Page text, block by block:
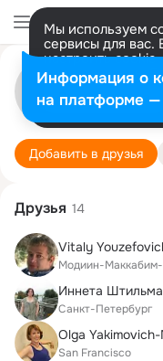
Мы используем
сервисы для вас.
настроить
представитель.
Разрешить все
. 21
Добавить в друзья
Друзья 14
Vitaly
Модиин-
Иннета
Санкт-Петербург
Olga
San Francisco
Информация о
на платформе —